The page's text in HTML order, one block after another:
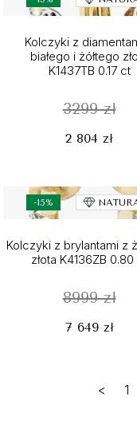
Kolczyki z
białego i żółtego
K1437TB 0.17 ct
3299 zł
2 804 zł
-15%
Kolczyki z brylantami z
złota K4136ZB
8999 zł
7 649 zł
< 1